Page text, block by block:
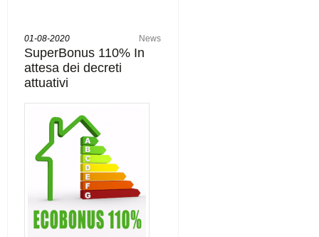
News
01-08-2020
SuperBonus 110% In
attesa dei decreti
attuativi